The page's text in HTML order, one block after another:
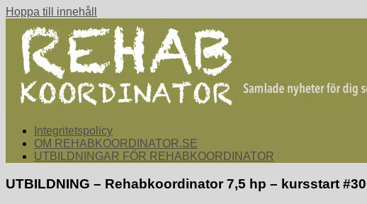
Hoppa till innehåll
rehabkoordinator.se
Samlade nyheter för dig som arbetar med att koordinera och samordna
Integritetspolicy
OM REHABKOORDINATOR.SE
UTBILDNINGAR FÖR REHABKOORDINATOR
UTBILDNING – Rehabkoordinator 7,5 hp – kursstart